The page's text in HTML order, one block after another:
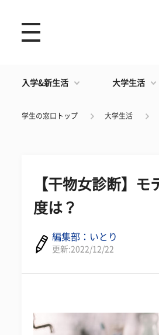
入学&新生活 大学生活
学生の窓口トップ 大学生活
【干物女診断】
度は？
編集部：いとり
更新:2022/12/22